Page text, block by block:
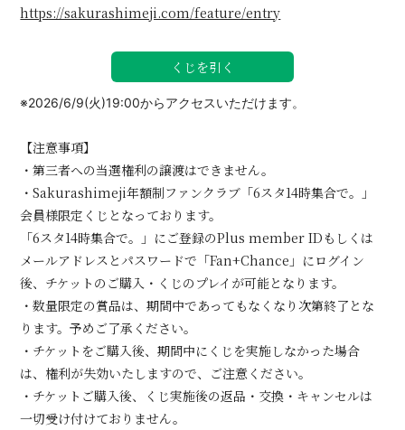
https://sakurashimeji.com/feature/entry
くじを引く
※2026/6/9(火)19:00からアクセスいただけます。
【注意事項】
・第三者への当選権利の譲渡はできません。
・Sakurashimeji年額制ファンクラブ「6スタ14時集合で。」
会員様限定くじとなっております。
「6スタ14時集合で。」にご登録のPlus member IDもしくは
メールアドレスとパスワードで「Fan+Chance」にログイン
後、チケットのご購入・くじのプレイが可能となります。
・数量限定の賞品は、期間中であってもなくなり次第終了とな
ります。予めご了承ください。
・チケットをご購入後、期間中にくじを実施しなかった場合
は、権利が失効いたしますので、ご注意ください。
・チケットご購入後、くじ実施後の返品・交換・キャンセルは
一切受け付けておりません。